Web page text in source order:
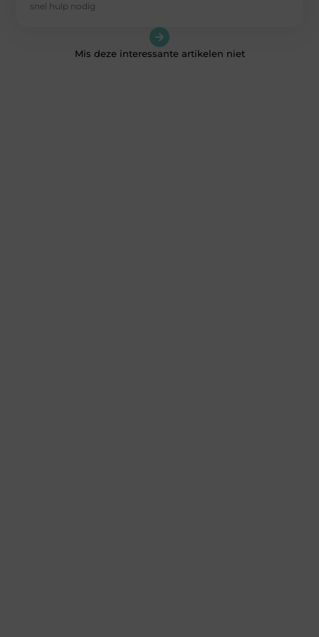
snel hulp nodig
Mis deze interessante artikelen niet